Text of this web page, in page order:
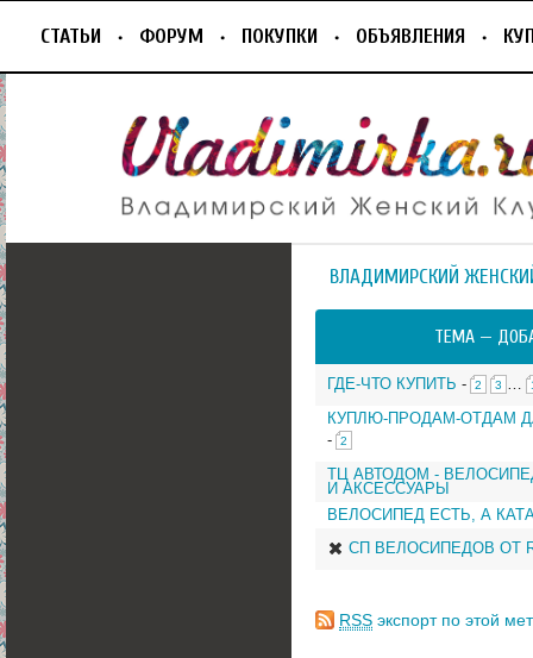
СТАТЬИ ФОРУМ ПОКУПКИ ОБЪЯВЛЕНИЯ
ВЛАДИМИРСКИЙ
ТЕМА —
ГДЕ-ЧТО КУПИТЬ - 2 3
КУПЛЮ-ПРОДАМ-ОТДАМ
-
2
ТЦ АВТОДОМ -
И АКСЕССУАРЫ
ВЕЛОСИПЕД ЕСТЬ, А
СП ВЕЛОСИПЕДОВ ОТ
RSS экспорт по этой